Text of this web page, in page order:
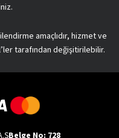
amaçlıdır, hizmet ve
tarafından değişitirilebilir.
Belge No: 728